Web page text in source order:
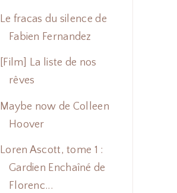
Le fracas du silence de
Fabien Fernandez
[Film] La liste de nos
rêves
Maybe now de Colleen
Hoover
Loren Ascott, tome 1 :
Gardien Enchaîné de
Florenc...